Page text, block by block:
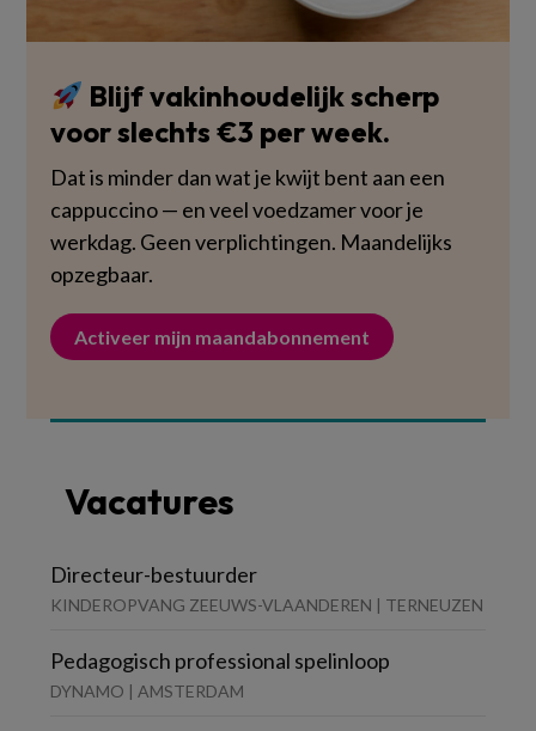
Blijf vakinhoudelijk scherp
voor slechts €3 per week.
Dat is minder dan wat je kwijt bent aan een
cappuccino — en veel voedzamer voor je
werkdag. Geen verplichtingen. Maandelijks
opzegbaar.
Activeer mijn maandabonnement
Vacatures
Directeur-bestuurder
KINDEROPVANG ZEEUWS-VLAANDEREN | TERNEUZEN
Pedagogisch professional spelinloop
DYNAMO | AMSTERDAM